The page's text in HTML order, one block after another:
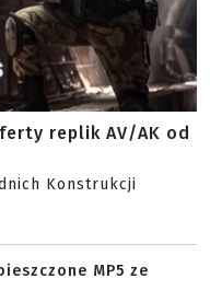
replik AV/AK od
Konstrukcji
MP5 ze